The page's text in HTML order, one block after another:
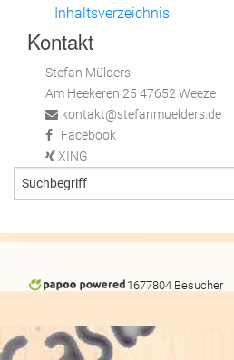
Inhaltsverzeichnis
Kontakt
Stefan Mülders
Am Heekeren 25 47652 Weeze
kontakt@stefanmuelders.de
Facebook
XING
1677804 Besucher